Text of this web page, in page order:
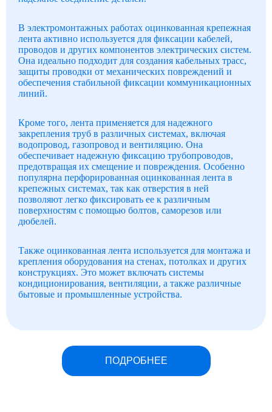
В электромонтажных работах оцинкованная крепежная
лента активно используется для фиксации кабелей,
проводов и других компонентов электрических систем.
Она идеально подходит для создания кабельных трасс,
защиты проводки от механических повреждений и
обеспечения стабильной фиксации коммуникационных
линий.
Кроме того, лента применяется для надежного
закрепления труб в различных системах, включая
водопровод, газопровод и вентиляцию. Она
обеспечивает надежную фиксацию трубопроводов,
предотвращая их смещение и повреждения. Особенно
популярна перфорированная оцинкованная лента в
крепежных системах, так как отверстия в ней
позволяют легко фиксировать ее к различным
поверхностям с помощью болтов, саморезов или
дюбелей.
Также оцинкованная лента используется для монтажа и
крепления оборудования на стенах, потолках и других
конструкциях. Это может включать системы
кондиционирования, вентиляции, а также различные
бытовые и промышленные устройства.
ПОДРОБНЕЕ